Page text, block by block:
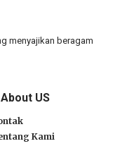
menyajikan beragam
About US
Kami